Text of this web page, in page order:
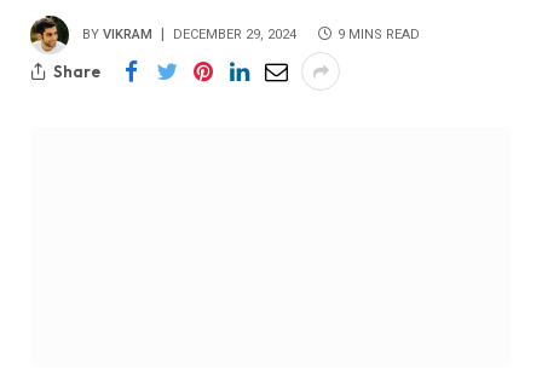
BY VIKRAM DECEMBER 29, 2024 9 MINS READ
Share